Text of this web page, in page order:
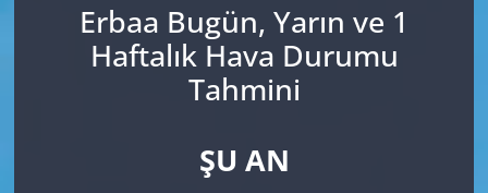
Erbaa Bugün, Yarın ve 1
Haftalık Hava Durumu
Tahmini
ŞU AN
ÇEVRE
Süper Lig Puan Durumu ve Fikstür
Tüm Manşetler